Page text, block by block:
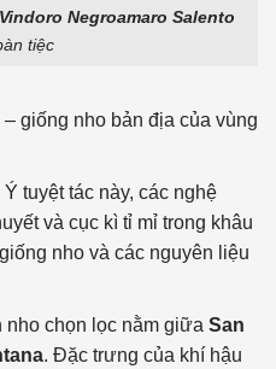
Negroamaro Salento
tiệc
– giống nho bản địa của vùng
tuyệt tác này, các nghệ
và cục kì tỉ mỉ trong khâu
nho và các nguyên liệu
chọn lọc nằm giữa San
. Đặc trưng của khí hậu